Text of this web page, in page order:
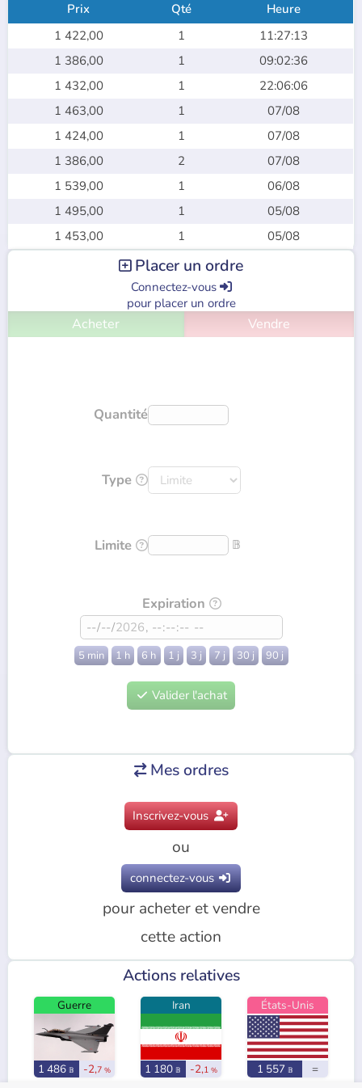
Prix Qté
Heure
1 422,00
1
11:27:13
1 386,00
1
09:02:36
1 432,00
1
22:06:06
1 463,00
1
07/08
1 424,00
1
07/08
1 386,00
2
07/08
1 539,00
1
06/08
1 495,00
1
05/08
1 453,00
1 05/08
Placer un ordre
Connectez-vous 
pour placer un ordre
Acheter Vendre
Quantité
Type 
Limite  𝔹
Expiration 
5 min 1 h 6 h 1 j 3 j 7 j 30 j 90 j
 Valider l'achat
Mes ordres
Inscrivez-vous
ou
connectez-vous
pour acheter et vendre
cette action
Actions relatives
Guerre
1 486 𝔹 -2,7 %
Iran
1 180 𝔹 -2,1 %
États-Unis
1 557 𝔹 =